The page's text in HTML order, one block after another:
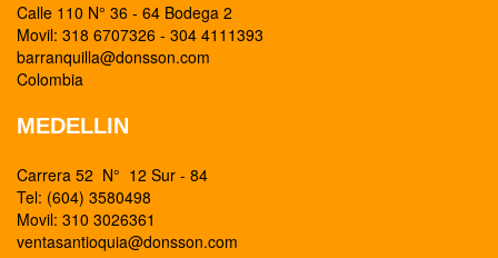
Calle 110 N° 36 - 64 Bodega 2
Movil: 318 6707326 - 304 4111393
barranquilla@donsson.com
Colombia
MEDELLIN
Carrera 52 N° 12 Sur - 84
Tel: (604) 3580498
Movil: 310 3026361
ventasantioquia@donsson.com